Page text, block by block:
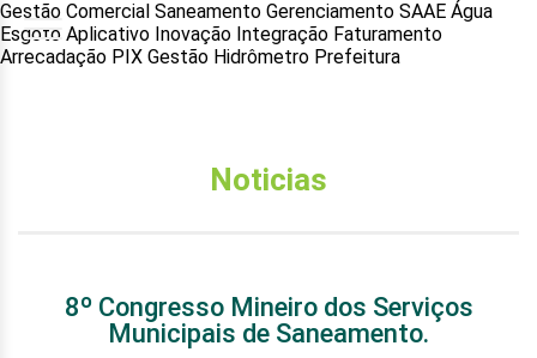
Gestão Comercial Saneamento Gerenciamento SAAE Água
Esgoto Aplicativo Inovação Integração Faturamento
Arrecadação PIX Gestão Hidrômetro Prefeitura
Noticias
8º Congresso Mineiro dos Serviços
Municipais de Saneamento.